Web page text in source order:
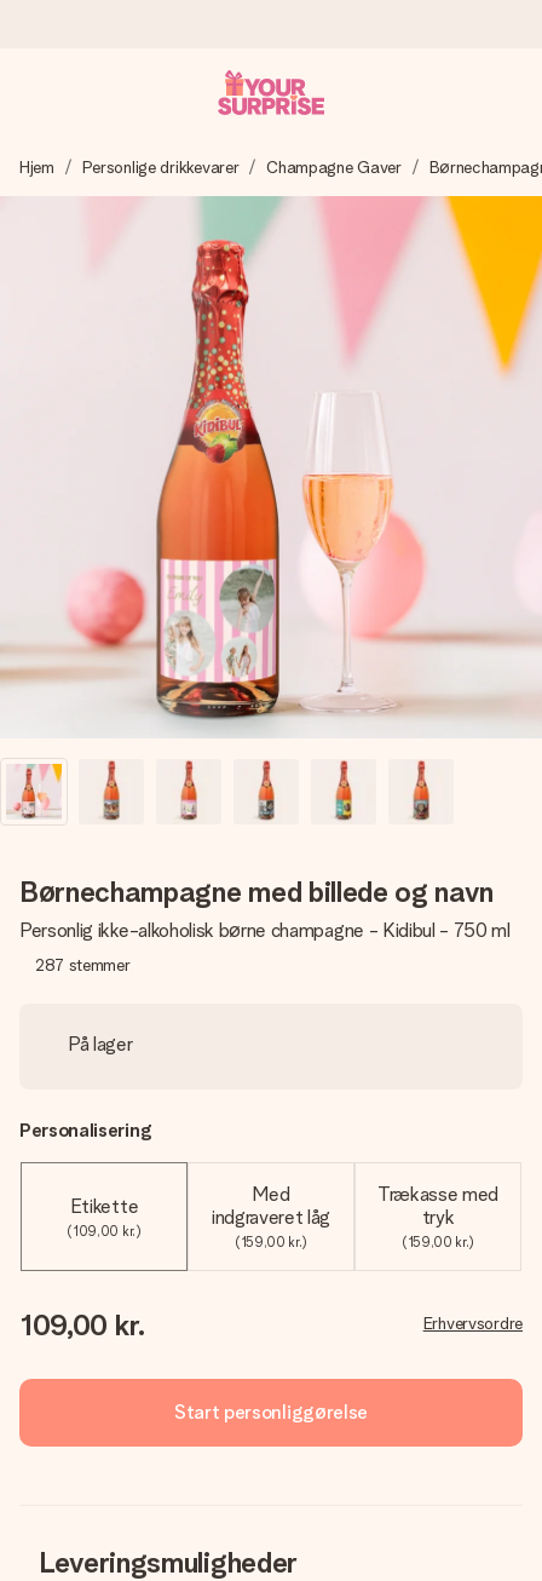
Vi laver din gave med omhu og sender den lynhurtigt – så
du kan give den på det helt rette tidspunkt, når den
4,7 (baseret på +15.000 anmeldelser)
Vores gaver inspirerer. Kunderne giver os 4,7 på Google
Gratis kort med hilsen
Lav noget særligt i blot få trin – med hendes navn, et
billede af dig eller en besked, der går lige i hendes hjerte.
Intet besvær men udelukkende en masse kærlighed i
øjeblikket.
Hjem Personlige drikkevarer Champagne Gaver
Børnechampagne med billede og navn
Personlig ikke-alkoholisk børne champagne - Kidibul - 750 ml
287 stemmer
På lager
Personalisering
Etikette
(109,00 kr.)
Med
indgraveret låg
(159,00 kr.)
Trækasse med
tryk
(159,00 kr.)
109,00 kr. Erhvervsordre
Start personliggørelse
Leveringsmuligheder